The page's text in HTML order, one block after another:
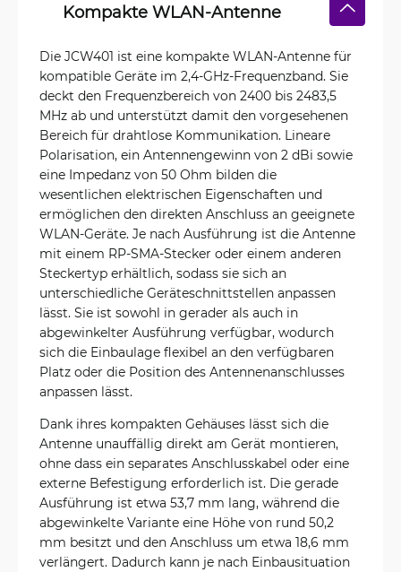
Kompakte WLAN-Antenne
Die JCW401 ist eine kompakte WLAN-Antenne für
kompatible Geräte im 2,4-GHz-Frequenzband. Sie
deckt den Frequenzbereich von 2400 bis 2483,5
MHz ab und unterstützt damit den vorgesehenen
Bereich für drahtlose Kommunikation. Lineare
Polarisation, ein Antennengewinn von 2 dBi sowie
eine Impedanz von 50 Ohm bilden die
wesentlichen elektrischen Eigenschaften und
ermöglichen den direkten Anschluss an geeignete
WLAN-Geräte. Je nach Ausführung ist die Antenne
mit einem RP-SMA-Stecker oder einem anderen
Steckertyp erhältlich, sodass sie sich an
unterschiedliche Geräteschnittstellen anpassen
lässt. Sie ist sowohl in gerader als auch in
abgewinkelter Ausführung verfügbar, wodurch
sich die Einbaulage flexibel an den verfügbaren
Platz oder die Position des Antennenanschlusses
anpassen lässt.
Dank ihres kompakten Gehäuses lässt sich die
Antenne unauffällig direkt am Gerät montieren,
ohne dass ein separates Anschlusskabel oder eine
externe Befestigung erforderlich ist. Die gerade
Ausführung ist etwa 53,7 mm lang, während die
abgewinkelte Variante eine Höhe von rund 50,2
mm besitzt und den Anschluss um etwa 18,6 mm
verlängert. Dadurch kann je nach Einbausituation